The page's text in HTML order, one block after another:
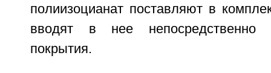
полиизоцианат поставляют в
вводят в нее непосредственно
покрытия.